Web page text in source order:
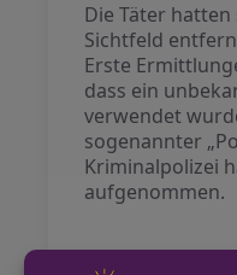
Die Täter
Sichtfeld
Erste
dass ein
verwendet
sogenannter
Kriminalpolizei
aufgenommen.